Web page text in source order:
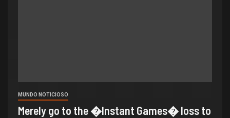
MUNDO NOTICIOSO
Merely go to the �Instant Games� loss to